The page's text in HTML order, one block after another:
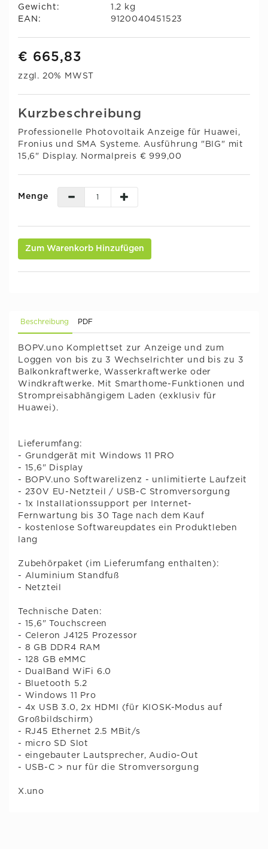
Gewicht:
1.2 kg
EAN:
9120040451523
€ 665,83
zzgl. 20% MWST
Kurzbeschreibung
Professionelle Photovoltaik Anzeige für Huawei,
Fronius und SMA Systeme. Ausführung "BIG" mit
15,6" Display. Normalpreis € 999,00
Menge
Zum Warenkorb Hinzufügen
Beschreibung PDF
BOPV.uno Komplettset zur Anzeige und zum
Loggen von bis zu 3 Wechselrichter und bis zu 3
Balkonkraftwerke, Wasserkraftwerke oder
Windkraftwerke. Mit Smarthome-Funktionen und
Strompreisabhängigem Laden (exklusiv für
Huawei).
Lieferumfang:
- Grundgerät mit Windows 11 PRO
- 15,6" Display
- BOPV.uno Softwarelizenz - unlimitierte Laufzeit
- 230V EU-Netzteil / USB-C Stromversorgung
- 1x Installationssupport per Internet-
Fernwartung bis 30 Tage nach dem Kauf
- kostenlose Softwareupdates ein Produktleben
lang
Zubehörpaket (im Lieferumfang enthalten):
- Aluminium Standfuß
- Netzteil
Technische Daten:
- 15,6" Touchscreen
- Celeron J4125 Prozessor
- 8 GB DDR4 RAM
- 128 GB eMMC
- DualBand WiFi 6.0
- Bluetooth 5.2
- Windows 11 Pro
- 4x USB 3.0, 2x HDMI (für KIOSK-Modus auf
Großbildschirm)
- RJ45 Ethernet 2.5 MBit/s
- micro SD Slot
- eingebauter Lautsprecher, Audio-Out
- USB-C > nur für die Stromversorgung
X.uno